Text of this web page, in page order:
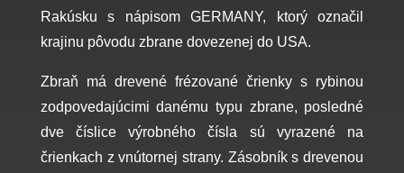
Rakúsku s nápisom GERMANY, ktorý označil
krajinu pôvodu zbrane dovezenej do USA.
Zbraň má drevené frézované črienky s rybinou
zodpovedajúcimi danému typu zbrane, posledné
dve číslice výrobného čísla sú vyrazené na
črienkach z vnútornej strany. Zásobník s drevenou